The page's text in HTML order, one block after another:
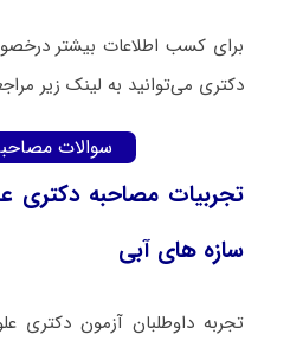
برای کسب اطلاعات بیشتر
دکتری می‌توانید به لینک زیر
سوالات
تجربیات مصاحبه
سازه ‌های آبی
تجربه داوطلبان آزمون